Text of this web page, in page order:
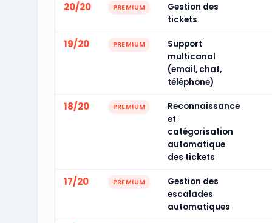
20/20 PREMIUM
Gestion des
tickets
19/20 PREMIUM
Support
multicanal
(email, chat,
téléphone)
18/20 PREMIUM
Reconnaissance
et
catégorisation
automatique
des tickets
17/20 PREMIUM
Gestion des
escalades
automatiques